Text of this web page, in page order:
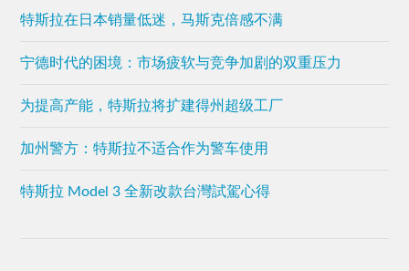
特斯拉在日本销量低迷，马斯克倍感不满
宁德时代的困境：市场疲软与竞争加剧的双重压力
为提高产能，特斯拉将扩建得州超级工厂
加州警方：特斯拉不适合作为警车使用
特斯拉 Model 3 全新改款台灣試駕心得